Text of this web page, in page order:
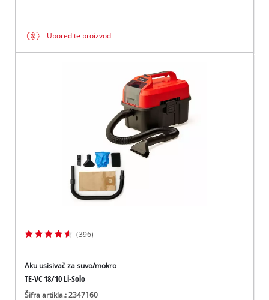
Uporedite proizvod
(396)
Aku usisivač za suvo/mokro
TE-VC 18/10 Li-Solo
Šifra artikla.: 2347160